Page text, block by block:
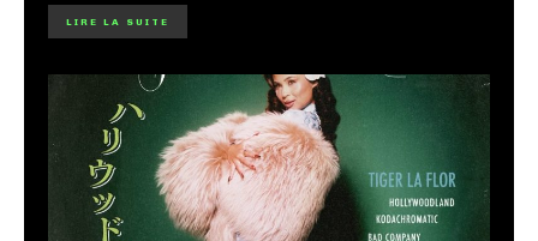
LIRE LA SUITE